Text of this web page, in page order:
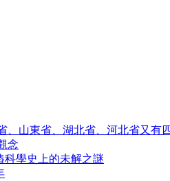
、山東省、湖北省、河北省又有
念
科學史上的未解之謎